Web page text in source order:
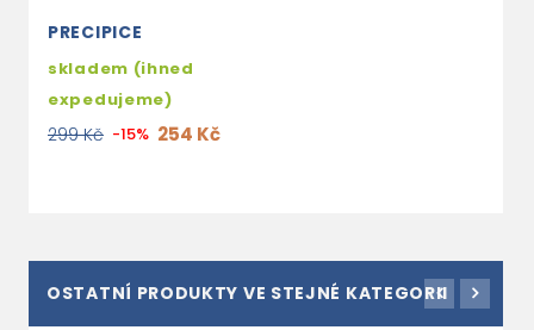
PRECIPICE
skladem (ihned
expedujeme)
299 Kč -15% 254 Kč
OSTATNÍ PRODUKTY VE STEJNÉ KATEGORII